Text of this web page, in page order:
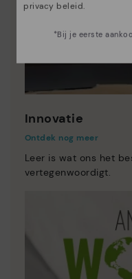
Innovatie
Ontdek nog meer
Leer is wat ons het
vertegenwoordigt.
privacy beleid.
*Bij je eerste